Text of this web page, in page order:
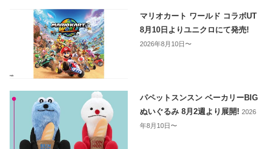
マリオカート ワールド コラボUT
8月10日よりユニクロにて発売!
2026年8月10日〜
パペットスンスン ベーカリーBIG
ぬいぐるみ 8月2週より展開!2026
年8月10日〜